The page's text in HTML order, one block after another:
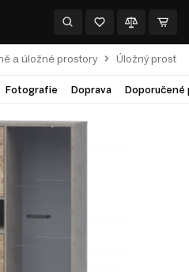
a úložné prostory Úložný prostor
Fotografie Doprava Doporučené